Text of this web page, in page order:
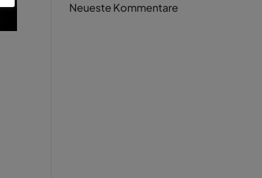
Neueste Kommentare